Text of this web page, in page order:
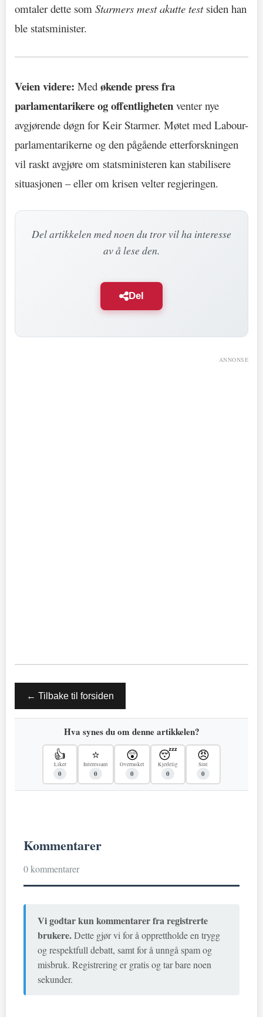
omtaler dette som Starmers mest akutte testsiden han
ble statsminister.
Veien videre: Med økende press fra
parlamentarikere og offentligheten venter nye
avgjørende døgn for Keir Starmer. Møtet med Labour-
parlamentarikerne og den pågående etterforskningen
vil raskt avgjøre om statsministeren kan stabilisere
situasjonen – eller om krisen velter regjeringen.
Del artikkelen med noen du tror vil ha interesse
av å lese den.
Del
ANNONSE
← Tilbake til forsiden
Hva synes du om denne artikkelen?
👍
Liker
0
⭐
Interessant
0
😲
Overrasket
0
😴
Kjedelig
0
😠
Sint
0
Kommentarer
0 kommentarer
Vi godtar kun kommentarer fra registrerte
brukere.Dette gjør vi for å opprettholde en trygg
og respektfull debatt, samt for å unngå spam og
misbruk. Registrering er gratis og tar bare noen
sekunder.